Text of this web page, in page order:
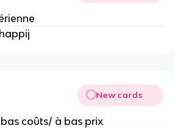
New cards
coûts/ à bas prix